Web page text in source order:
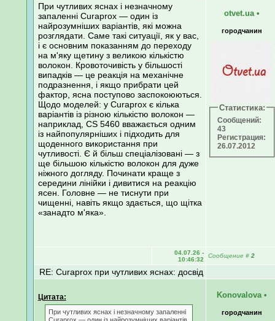
При чутливих яснах і незначному
запаленні Curaprox — один із
найрозумніших варіантів, які можна
розглядати. Саме такі ситуації, як у вас,
і є основним показанням до переходу
на м'яку щетину з великою кількістю
волокон. Кровоточивість у більшості
випадків — це реакція на механічне
подразнення, і якщо прибрати цей
фактор, ясна поступово заспокоюються.
Щодо моделей: у Curaprox є кілька
варіантів із різною кількістю волокон —
наприклад, CS 5460 вважається одним
із найпопулярніших і підходить для
щоденного використання при
чутливості. Є й більш спеціалізовані — з
ще більшою кількістю волокон для дуже
ніжного догляду. Починати краще з
середини лінійки і дивитися на реакцію
ясен. Головне — не тиснути при
чищенні, навіть якщо здається, що щітка
«занадто м'яка».
otvet.ua •
городчанин
Статистика:
Сообщений:
43
Регистрация:
26.07.2012
04.07.26 -
10:46:32
Сообщение # 2
RE: Curaprox при чутливих яснах: досвід
Цитата:
При чутливих яснах і незначному запаленні
Konovalova •
городчанин